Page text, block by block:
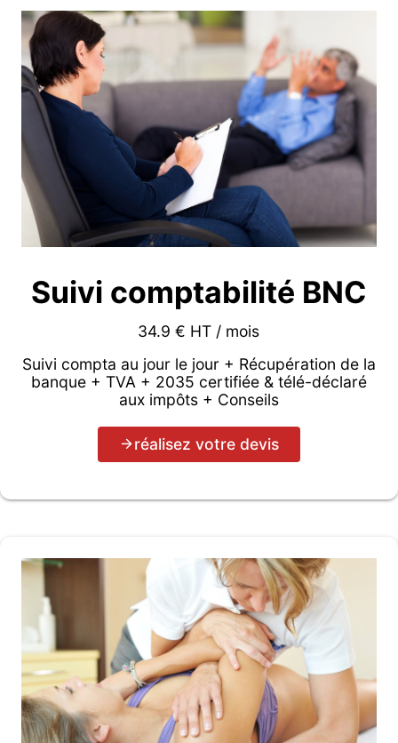
Suivi comptabilité BNC
34.9 € HT / mois
Suivi compta au jour le jour + Récupération de la
banque + TVA + 2035 certifiée & télé-déclaré
aux impôts + Conseils
réalisez votre devis